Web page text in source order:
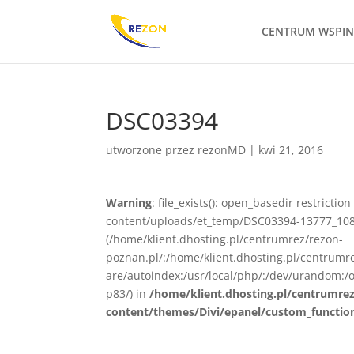
CENTRUM
DSC03394
utworzone przez rezonMD | kwi 21, 2016
Warning: file_exists(): open_basedir
content/uploads/et_temp/DSC03394-
(/home/klient.dhosting.pl/centrumrez/rezon-
poznan.pl/:/home/klient.dhosting.pl/
are/autoindex:/usr/local/php/:/dev/
p83/) in/home/klient.dhosting.pl/
content/themes/Divi/epanel/